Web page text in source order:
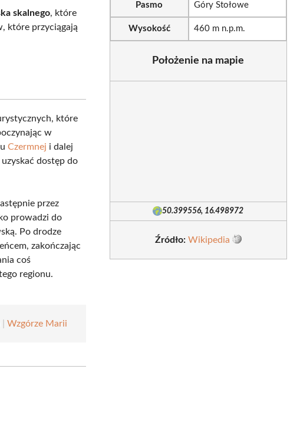
skalnego, które
które przyciągają
które
w
Czermnej i dalej
dostęp do
przez
prowadzi do
Po drodze
zakończając
coś
regionu.
|Wzgórze Marii
Pasmo Góry Stołowe
Wysokość 460 m n.p.m.
Położenie na mapie
50.399556, 16.498972
Źródło: Wikipedia